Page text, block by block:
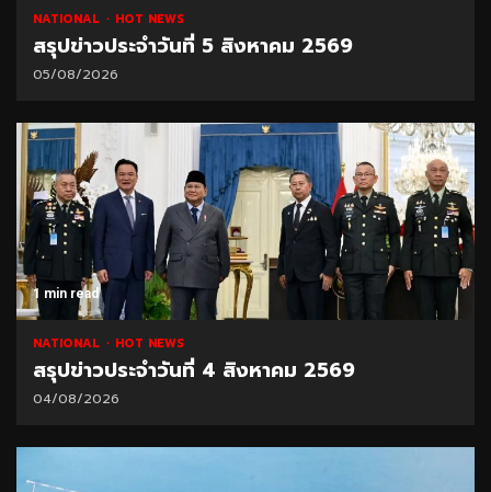
NATIONAL HOT NEWS
สรุปข่าวประจำวันที่ 5 สิงหาคม 2569
05/08/2026
1 min read
NATIONAL HOT NEWS
สรุปข่าวประจำวันที่ 4 สิงหาคม 2569
04/08/2026